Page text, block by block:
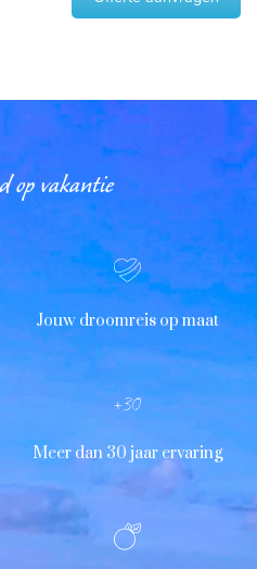
op vakantie
Jouw droomreis op maat
Meer dan 30 jaar ervaring